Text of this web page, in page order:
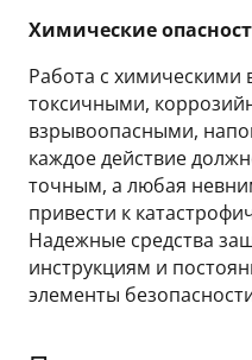
Химические
Работа с
токсичными,
взрывоопасными,
каждое действие
точным, а любая
привести к
Надежные средства
инструкциям и
элементы